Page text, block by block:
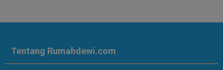
Tentang Rumahdewi.com